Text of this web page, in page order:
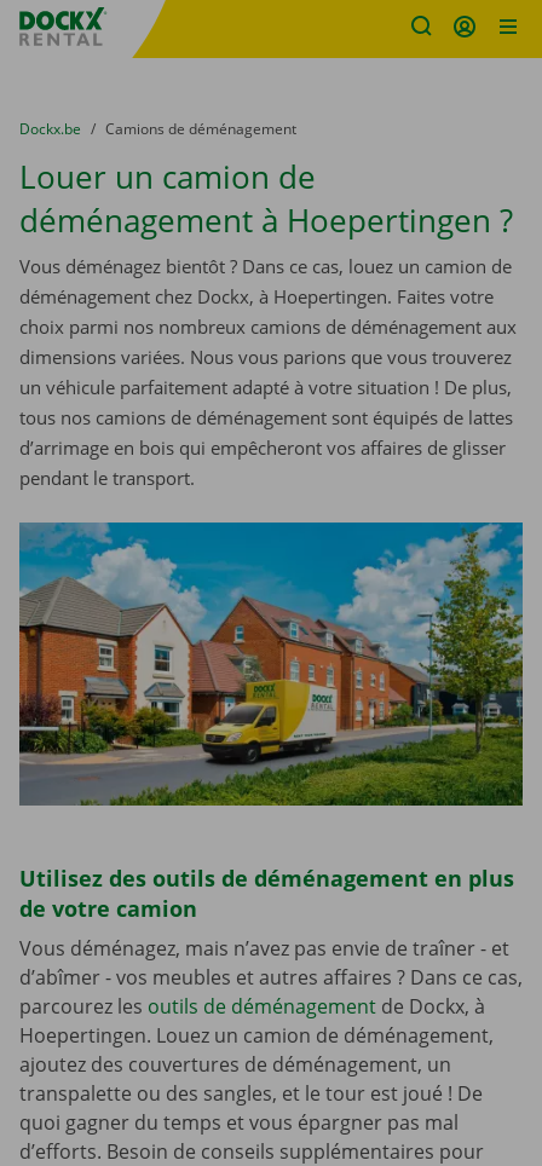
sitename
You are here:
du
Dockx.be to
Camions de déménagement
Louer un camion de
déménagement à Hoepertingen ?
Vous déménagez bientôt ? Dans ce cas, louez un camion de
déménagement chez Dockx, à Hoepertingen. Faites votre
choix parmi nos nombreux camions de déménagement aux
dimensions variées. Nous vous parions que vous trouverez
un véhicule parfaitement adapté à votre situation ! De plus,
tous nos camions de déménagement sont équipés de lattes
d’arrimage en bois qui empêcheront vos affaires de glisser
pendant le transport.
Utilisez des outils de déménagement en plus
de votre camion
Vous déménagez, mais n’avez pas envie de traîner - et
d’abîmer - vos meubles et autres affaires ? Dans ce cas,
parcourez les outils de déménagement de Dockx, à
Hoepertingen. Louez un camion de déménagement,
ajoutez des couvertures de déménagement, un
transpalette ou des sangles, et le tour est joué ! De
quoi gagner du temps et vous épargner pas mal
d’efforts. Besoin de conseils supplémentaires pour